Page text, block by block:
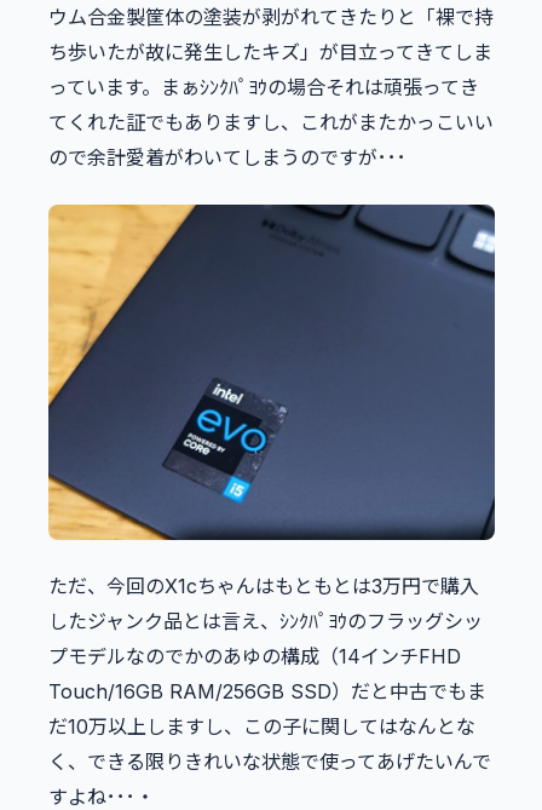
ウム合金製筐体の塗装が剥がれてきたりと「裸で持
ち歩いたが故に発生したキズ」が目立ってきてしま
っています。まぁｼﾝｸﾊﾟﾖｳの場合それは頑張ってき
てくれた証でもありますし、これがまたかっこいい
ので余計愛着がわいてしまうのですが･･･
ただ、今回のX1cちゃんはもともとは3万円で購入
したジャンク品とは言え、ｼﾝｸﾊﾟﾖｳのフラッグシッ
プモデルなのでかのあゆの構成（14インチFHD
Touch/16GB RAM/256GB SSD）だと中古でもま
だ10万以上しますし、この子に関してはなんとな
く、できる限りきれいな状態で使ってあげたいんで
すよね･･･・